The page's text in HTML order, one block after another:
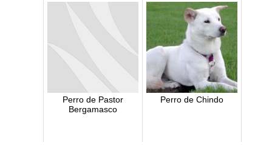
Perro de Pastor
Bergamasco
Perro de Chindo